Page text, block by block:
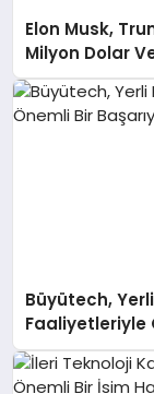
Elon Musk,
Milyon Dolar
Büyütech,
Faaliyetleriyle